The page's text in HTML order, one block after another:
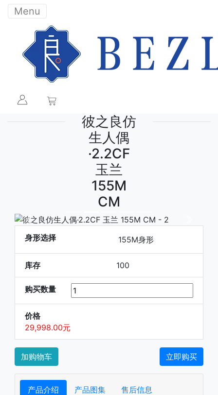
Menu
彼之良仿
生人偶
·2.2CF
玉兰
155M
CM
下一张
下一张
身形选择
155M身形
库存 100
购买数量
价格
29,998.00元
加购物车 立即购买
产品介绍 产品图集 售后信息